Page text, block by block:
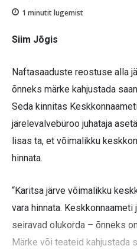
1 minutit lugemist
Siim Jõgis
Naftasaaduste reostuse alla
õnneks märke kahjustada
Seda kinnitas
järelevalvebüroo juhataja
lisas ta, et võimalikku
hinnata.
“Karitsa järve võimalikku
vara hinnata.
seiravad olukorda – õnneks
Märke või teateid kahjustada